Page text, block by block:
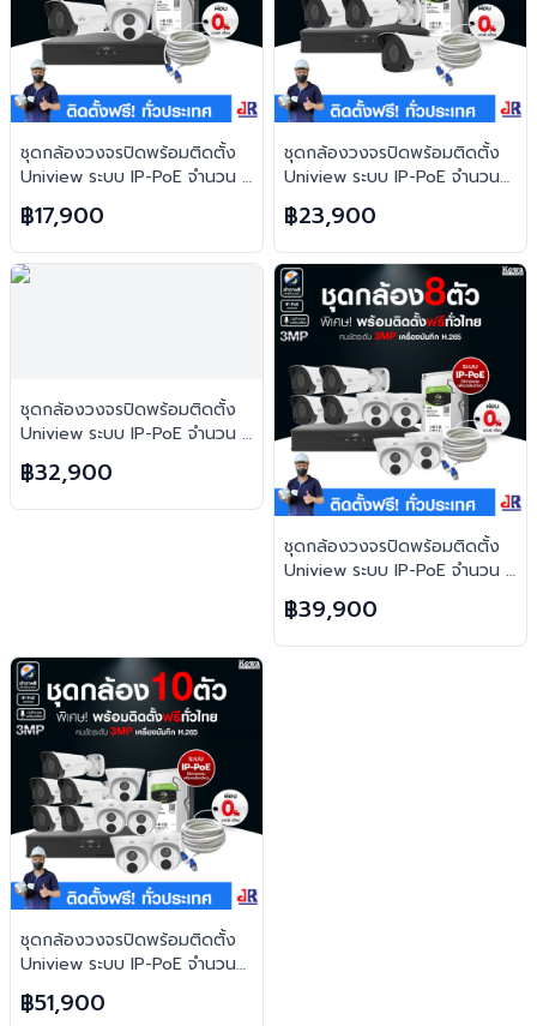
ชุดกล้องวงจรปิดพร้อมติดตั้ง
Uniview ระบบ IP-PoE จำนวน 2
ตัว ความคมชัด 3MP บันทึกภาพ
พร้อมเสียง
฿17,900
ชุดกล้องวงจรปิดพร้อมติดตั้ง
Uniview ระบบ IP-PoE จำนวน
4 ตัว ความคมชัด 3MP บันทึก
ภาพพร้อมเสียง
฿23,900
ชุดกล้องวงจรปิดพร้อมติดตั้ง
Uniview ระบบ IP-PoE จำนวน 6
ตัว ความคมชัด 3MP บันทึกภาพ
พร้อมเสียง
฿32,900
ชุดกล้องวงจรปิดพร้อมติดตั้ง
Uniview ระบบ IP-PoE จำนวน 8
ตัว ความคมชัด 3MP บันทึกภาพ
พร้อมเสียง
฿39,900
ชุดกล้องวงจรปิดพร้อมติดตั้ง
Uniview ระบบ IP-PoE จำนวน
10 ตัว ความคมชัด 3MP บันทึก
ภาพพร้อมเสียง
฿51,900